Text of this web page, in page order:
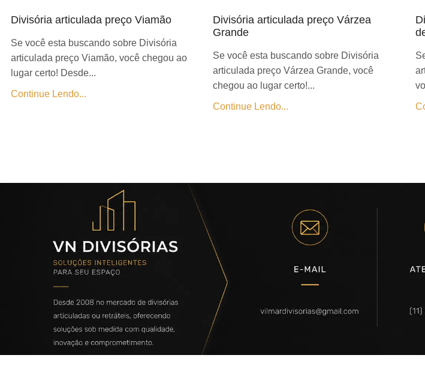
Divisória articulada preço Viamão
Se você esta buscando sobre Divisória
articulada preço Viamão, você chegou ao
lugar certo! Desde...
Continue Lendo...
Divisória articulada preço Várzea
Grande
Se você esta buscando sobre Divisória
articulada preço Várzea Grande, você
chegou ao lugar certo!...
Continue Lendo...